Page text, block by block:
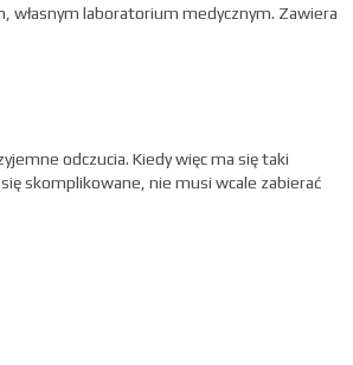
własnym laboratorium medycznym. Zawiera
odczucia. Kiedy więc ma się taki
skomplikowane, nie musi wcale zabierać